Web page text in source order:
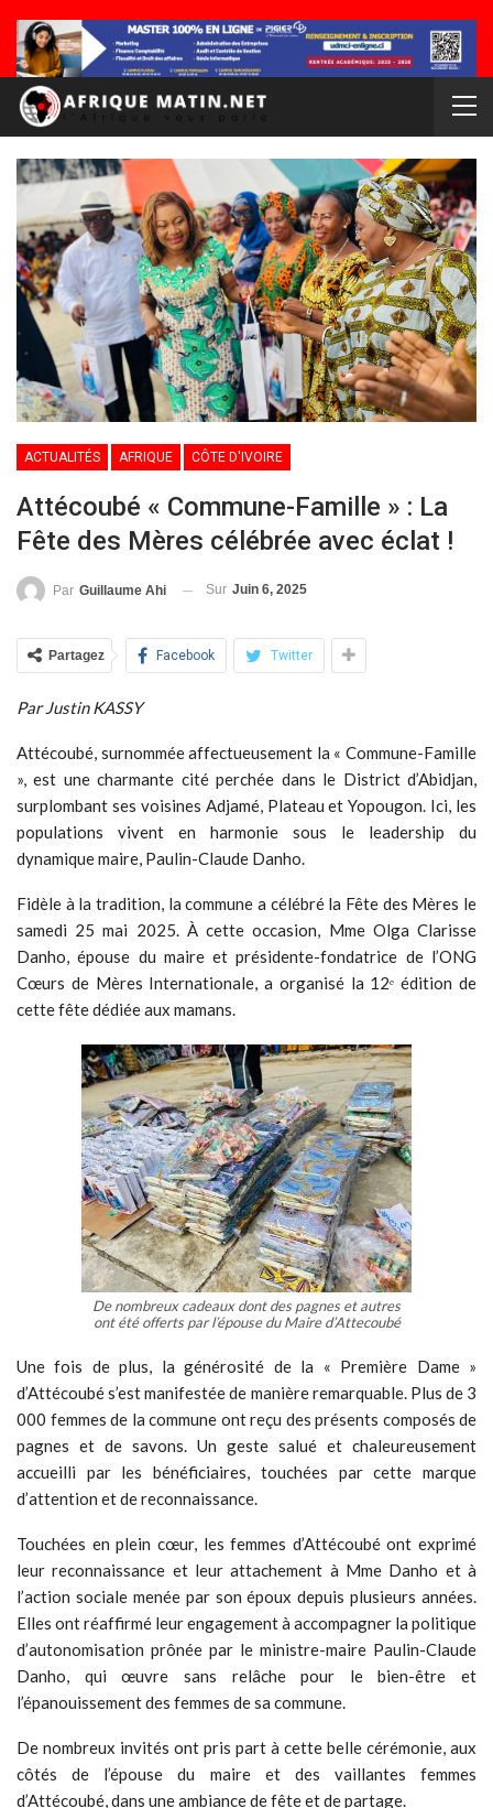
ACTUALITÉS AFRIQUE CÔTE D'IVOIRE
Attécoubé « Commune-Famille » : La
Fête des Mères célébrée avec éclat !
Par Guillaume Ahi Sur Juin 6, 2025
Partagez Facebook Twitter
Par Justin KASSY
Attécoubé, surnommée affectueusement la « Commune-Famille
», est une charmante cité perchée dans le District d’Abidjan,
surplombant ses voisines Adjamé, Plateau et Yopougon. Ici, les
populations vivent en harmonie sous le leadership du
dynamique maire, Paulin-Claude Danho.
Fidèle à la tradition, la commune a célébré la Fête des Mères le
samedi 25 mai 2025. À cette occasion, Mme Olga Clarisse
Danho, épouse du maire et présidente-fondatrice de l’ONG
Cœurs de Mères Internationale, a organisé la 12ᵉ édition de
cette fête dédiée aux mamans.
De nombreux cadeaux dont des pagnes et autres
ont été offerts par l’épouse du Maire d’Attecoubé
Une fois de plus, la générosité de la « Première Dame »
d’Attécoubé s’est manifestée de manière remarquable. Plus de 3
000 femmes de la commune ont reçu des présents composés de
pagnes et de savons. Un geste salué et chaleureusement
accueilli par les bénéficiaires, touchées par cette marque
d’attention et de reconnaissance.
Touchées en plein cœur, les femmes d’Attécoubé ont exprimé
leur reconnaissance et leur attachement à Mme Danho et à
l’action sociale menée par son époux depuis plusieurs années.
Elles ont réaffirmé leur engagement à accompagner la politique
d’autonomisation prônée par le ministre-maire Paulin-Claude
Danho, qui œuvre sans relâche pour le bien-être et
l’épanouissement des femmes de sa commune.
De nombreux invités ont pris part à cette belle cérémonie, aux
côtés de l’épouse du maire et des vaillantes femmes
d’Attécoubé, dans une ambiance de fête et de partage.